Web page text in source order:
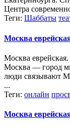
Центра
Теги: Шаббаты
Москва
Москва еврейская.
Москва — город
люди связывают
...
Теги: онлайн
Москва